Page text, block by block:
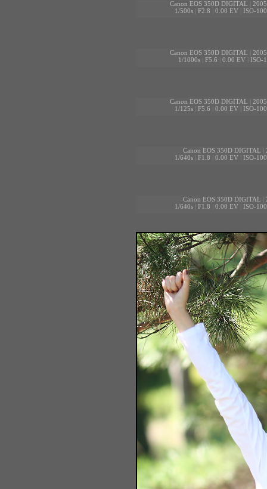
Canon EOS 350D DIGITAL
1/500s| F2.8 0.00 EV| ISO-100
Canon EOS 350D DIGITAL
1/1000s| F5.6 0.00 EV| ISO-
Canon EOS 350D DIGITAL
1/125s| F5.6 0.00 EV| ISO-100
Canon EOS 350D DIGITAL
1/640s| F1.8 0.00 EV| ISO-100
Canon EOS 350D DIGITAL
1/640s| F1.8 0.00 EV| ISO-100